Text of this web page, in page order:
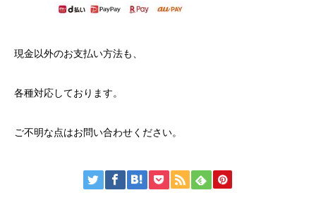
現金以外のお支払い方法も、
各種対応しております。
ご不明な点はお問い合わせください。